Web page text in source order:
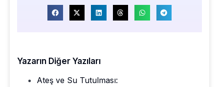
Yazarın Diğer Yazıları
Ateş ve Su Tutulması: